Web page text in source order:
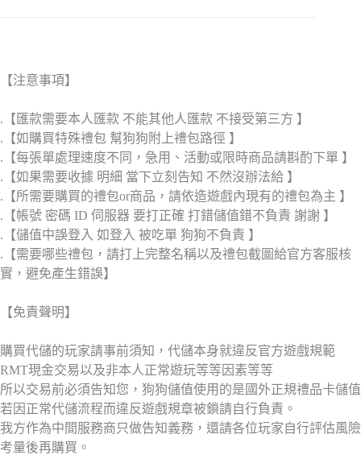
【注意事項】
.【匯款需要本人匯款 不能其他人匯款 不接受第三方 】
.【如購買特殊禮包 幫狗狗附上禮包路徑 】
.【每張單處理速度不同，急用、活動或限時商品請斟酌下單 】
.【如果需要收據 明細 當下立刻告知 不然沒辦法給 】
.【所需要購買的禮包or商品，請依造遊戲內現有的禮包為主 】
.【帳號 密碼 ID 伺服器 要打正確 打錯儲值錯不負責 謝謝 】
.【儲值中誤登入 如登入 被吃單 狗狗不負責 】
.【需要哪些禮包，請打上完整名稱以及禮包截圖給官方客服核
實，避免產生錯誤】
【免責聲明】
購買代儲的玩家請事前須知，代儲本身就違反官方遊戲規範
RMT現金交易以及非本人正常遊玩等等因素等等
所以交易前必須告知您，狗狗儲值使用的是國外正規禮品卡儲值
若因正常代儲流程而違反遊戲規章被鎖請自行負責。
我方作為中間服務商只做告知義務，還請各位玩家自行評估風險
考量後再購買。